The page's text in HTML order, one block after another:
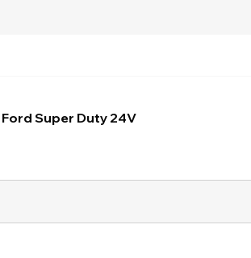
Ford Super Duty 24V